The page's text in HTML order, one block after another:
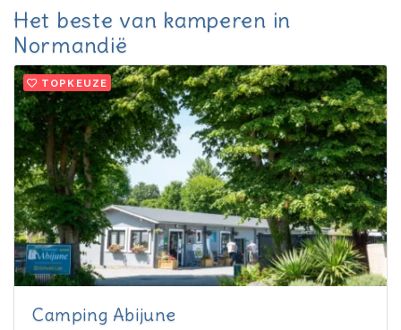
Het beste van kamperen in
Normandië
TOPKEUZE
Camping Abijune